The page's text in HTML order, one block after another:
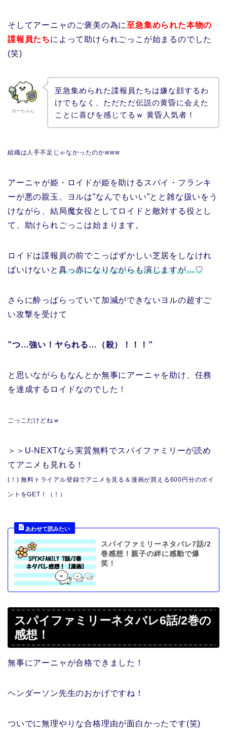
そしてアーニャのご褒美の為に至急集められた本物の
諜報員たちによって助けられごっこが始まるのでした
(笑)
ボーちゃん
至急集められた諜報員たちは嫌な顔するわ
けでもなく、ただただ伝説の黄昏に会えた
ことに喜びを感じてるｗ 黄昏人気者！
組織は人手不足じゃなかったのかwww
アーニャが姫・ロイドが姫を助けるスパイ・フランキ
ーが悪の親玉、ヨルは”なんでもいい”とと雑な扱いをう
けながら、結局魔女役としてロイドと敵対する役とし
て、助けられごっこは始まります。
ロイドは諜報員の前でこっぱずかしい芝居をしなけれ
ばいけないと 真っ赤になりながらも演じますが…♡
さらに酔っぱらっていて加減ができないヨルの超すご
い攻撃を受けて
”つ…強い！ヤられる…（殺）！！！”
と思いながらもなんとか無事にアーニャを助け、任務
を達成するロイドなのでした！
ごっこだけどねｗ
＞＞U-NEXTなら実質無料でスパイファミリーが読め
てアニメも見れる！
(！) 無料トライアル登録でアニメを見る＆漫画が買える600円分のポイ
ントをGET！（！）
スパイファミリーネタバレ7話/2
巻感想！親子の絆に感動で爆
笑！
スパイファミリーネタバレ6話/2巻の
感想！
無事にアーニャが合格できました！
ヘンダーソン先生のおかげですね！
ついでに無理やりな合格理由が面白かったです(笑)